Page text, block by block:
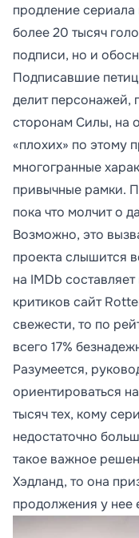
продление
более 20 тысяч
подписи, но и
Подписавшие
делит персонажей,
сторонам Силы, на
«плохих» по этому
многогранные
привычные рамки.
пока что молчит о
Возможно, это
проекта слышится
на IMDb
критиков сайт
свежести, то по
всего 17%
Разумеется,
ориентироваться
тысяч тех, кому
недостаточно
такое важное
Хэдланд, то она
продолжения у нее